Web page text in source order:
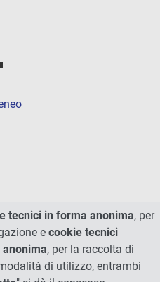
tecnici in forma anonima, per
e cookie tecnici
, per la raccolta di
di utilizzo, entrambi